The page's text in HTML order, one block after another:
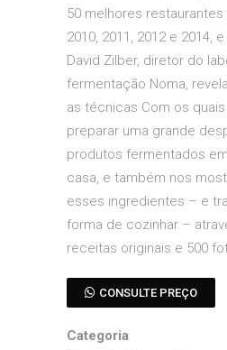
50 melhores
2010, 2011, 2012 e 2014,
David Zilber, diretor do
fermentação Noma,
as técnicas Com os
preparar uma grande
produtos fermentados
casa, e também nos
esses ingredientes – e
forma de cozinhar –
receitas originais e 500
CONSULTE PREÇO
Categoria